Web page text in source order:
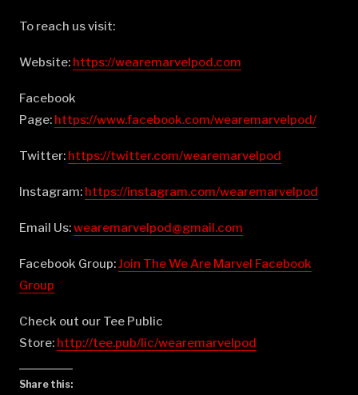
To reach us visit:
Website: ⁠⁠⁠⁠⁠⁠⁠⁠⁠⁠⁠⁠⁠⁠⁠⁠⁠⁠⁠⁠⁠⁠⁠⁠⁠⁠⁠⁠⁠⁠⁠⁠⁠⁠⁠⁠⁠⁠⁠⁠⁠⁠⁠⁠⁠⁠⁠⁠⁠⁠⁠⁠⁠⁠⁠⁠⁠⁠⁠⁠⁠⁠⁠⁠⁠⁠⁠⁠⁠⁠⁠⁠⁠⁠⁠⁠⁠⁠https://wearemarvelpod.com⁠⁠⁠⁠⁠⁠⁠⁠⁠⁠⁠⁠⁠⁠⁠⁠⁠⁠⁠⁠⁠⁠⁠⁠⁠⁠⁠⁠⁠⁠⁠⁠⁠⁠⁠⁠⁠⁠⁠⁠⁠⁠⁠⁠⁠⁠⁠⁠⁠⁠⁠⁠⁠⁠⁠⁠⁠⁠⁠⁠⁠⁠⁠⁠⁠⁠⁠⁠⁠⁠⁠⁠⁠⁠⁠⁠⁠⁠
Facebook
Page: ⁠⁠⁠⁠⁠⁠⁠⁠⁠⁠⁠⁠⁠⁠⁠⁠⁠⁠⁠⁠⁠⁠⁠⁠⁠⁠⁠⁠⁠⁠⁠⁠⁠⁠⁠⁠⁠⁠⁠⁠⁠⁠⁠⁠⁠⁠⁠⁠⁠⁠⁠⁠⁠⁠⁠⁠⁠⁠⁠⁠⁠⁠⁠⁠⁠⁠⁠⁠⁠⁠⁠⁠⁠⁠⁠⁠⁠⁠https://www.facebook.com/wearemarvelpod/⁠⁠⁠⁠⁠⁠⁠⁠⁠⁠⁠⁠⁠⁠⁠⁠⁠⁠⁠⁠⁠⁠⁠⁠⁠⁠⁠⁠⁠⁠⁠⁠⁠⁠⁠⁠⁠⁠⁠⁠⁠⁠⁠⁠⁠⁠⁠⁠⁠⁠⁠⁠⁠⁠⁠⁠⁠⁠⁠⁠⁠⁠⁠⁠⁠⁠⁠⁠⁠⁠⁠⁠⁠⁠⁠⁠⁠⁠
Twitter: ⁠⁠⁠⁠⁠⁠⁠⁠⁠⁠⁠⁠⁠⁠⁠⁠⁠⁠⁠⁠⁠⁠⁠⁠⁠⁠⁠⁠⁠⁠⁠⁠⁠⁠⁠⁠⁠⁠⁠⁠⁠⁠⁠⁠⁠⁠⁠⁠⁠⁠⁠⁠⁠⁠⁠⁠⁠⁠⁠⁠⁠⁠⁠⁠⁠⁠⁠⁠⁠⁠⁠⁠⁠⁠⁠⁠⁠⁠https://twitter.com/wearemarvelpod⁠⁠⁠⁠⁠⁠⁠⁠⁠⁠⁠⁠⁠⁠⁠⁠⁠⁠⁠⁠⁠⁠⁠⁠⁠⁠⁠⁠⁠⁠⁠⁠⁠⁠⁠⁠⁠⁠⁠⁠⁠⁠⁠⁠⁠⁠⁠⁠⁠⁠⁠⁠⁠⁠⁠⁠⁠⁠⁠⁠⁠⁠⁠⁠⁠⁠⁠⁠⁠⁠⁠⁠⁠⁠⁠⁠⁠⁠
Instagram: ⁠⁠⁠⁠⁠⁠⁠⁠⁠⁠⁠⁠⁠⁠⁠⁠⁠⁠⁠⁠⁠⁠⁠⁠⁠⁠⁠⁠⁠⁠⁠⁠⁠⁠⁠⁠⁠⁠⁠⁠⁠⁠⁠⁠⁠⁠⁠⁠⁠⁠⁠⁠⁠⁠⁠⁠⁠⁠⁠⁠⁠⁠⁠⁠⁠⁠⁠⁠⁠⁠⁠⁠⁠⁠⁠⁠⁠⁠https://instagram.com/wearemarvelpod⁠⁠⁠⁠⁠⁠⁠⁠⁠⁠⁠⁠⁠⁠⁠⁠⁠⁠⁠⁠⁠⁠⁠⁠⁠⁠⁠⁠⁠⁠⁠⁠⁠⁠⁠⁠⁠⁠⁠⁠⁠⁠⁠⁠⁠⁠⁠⁠⁠⁠⁠⁠⁠⁠⁠⁠⁠⁠⁠⁠⁠⁠⁠⁠⁠⁠⁠⁠⁠⁠⁠⁠⁠⁠⁠⁠⁠⁠
Email Us:⁠⁠⁠⁠⁠⁠⁠⁠⁠⁠⁠⁠⁠⁠⁠⁠⁠⁠⁠⁠⁠⁠⁠⁠⁠⁠⁠⁠⁠⁠⁠⁠⁠⁠⁠⁠⁠⁠⁠⁠⁠⁠⁠⁠⁠⁠⁠⁠⁠⁠⁠⁠⁠⁠⁠⁠⁠⁠⁠⁠⁠⁠⁠⁠⁠⁠⁠⁠⁠⁠⁠⁠⁠⁠⁠⁠⁠⁠wearemarvelpod@gmail.com⁠⁠⁠⁠⁠⁠⁠⁠⁠⁠⁠⁠⁠⁠⁠⁠⁠⁠⁠⁠⁠⁠⁠⁠⁠⁠⁠⁠⁠⁠⁠⁠⁠⁠⁠⁠⁠⁠⁠⁠⁠⁠⁠⁠⁠⁠⁠⁠⁠⁠⁠⁠⁠⁠⁠⁠⁠⁠⁠⁠⁠⁠⁠⁠⁠⁠⁠⁠⁠⁠⁠⁠⁠⁠⁠⁠⁠⁠
Facebook Group:⁠⁠⁠⁠⁠⁠⁠⁠⁠⁠⁠⁠⁠⁠⁠⁠⁠⁠⁠⁠⁠⁠⁠⁠⁠⁠⁠⁠⁠⁠⁠⁠⁠⁠⁠⁠⁠⁠⁠⁠⁠⁠⁠⁠⁠⁠⁠⁠⁠⁠⁠⁠⁠⁠⁠⁠⁠⁠⁠⁠⁠⁠⁠⁠⁠⁠⁠⁠⁠⁠⁠⁠⁠⁠⁠⁠⁠⁠Join The We Are Marvel Facebook
Group⁠⁠⁠⁠⁠⁠⁠⁠⁠⁠⁠⁠⁠⁠⁠⁠⁠⁠⁠⁠⁠⁠⁠⁠⁠⁠⁠⁠⁠⁠⁠⁠⁠⁠⁠⁠⁠⁠⁠⁠⁠⁠⁠⁠⁠⁠⁠⁠⁠⁠⁠⁠⁠⁠⁠⁠⁠⁠⁠⁠⁠⁠⁠⁠⁠⁠⁠⁠⁠⁠⁠⁠⁠⁠⁠⁠⁠⁠
Check out our Tee Public
Store: ⁠⁠⁠⁠⁠⁠⁠⁠⁠⁠⁠⁠⁠⁠⁠⁠⁠⁠⁠⁠⁠⁠⁠⁠⁠⁠⁠⁠⁠⁠⁠⁠⁠⁠⁠⁠⁠⁠⁠⁠⁠⁠⁠⁠⁠⁠⁠⁠⁠⁠⁠⁠⁠⁠⁠⁠⁠⁠⁠⁠⁠⁠⁠⁠⁠⁠⁠⁠⁠⁠⁠⁠⁠⁠⁠⁠⁠⁠http://tee.pub/lic/wearemarvelpod⁠
Share this: